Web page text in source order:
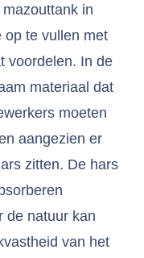
in
op te vullen met
voordelen. In de
materiaal dat
moeten
aangezien er
zitten. De hars
de natuur kan
van het